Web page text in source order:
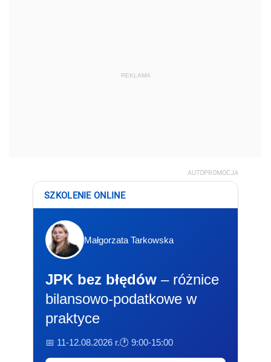
REKLAMA
AUTOPROMOCJA
SZKOLENIE ONLINE
Małgorzata Tarkowska
JPK bez błędów – różnice
bilansowo-podatkowe w
praktyce
📅 11-12.08.2026 r.🕐 9:00-15:00